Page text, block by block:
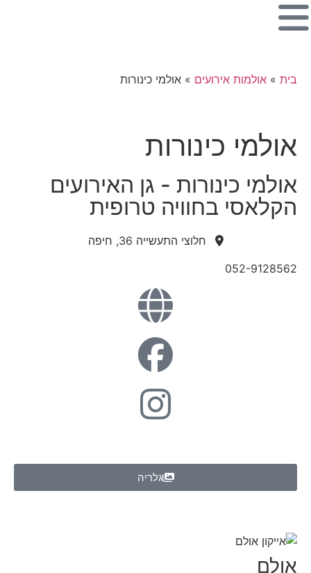
בית » אולמות אירועים » אולמי כינורות
אולמי כינורות
אולמי כינורות - גן האירועים
הקלאסי בחוויה טרופית
חלוצי התעשייה 36, חיפה
052-9128562
גלריה
אולם